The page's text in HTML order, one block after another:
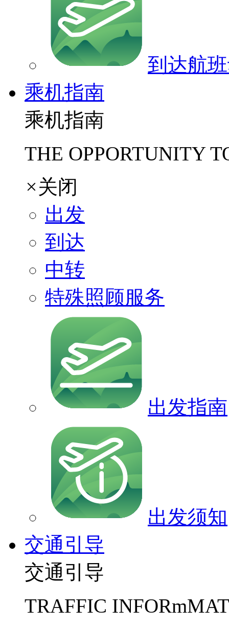
到达航
乘机指南
乘机指南
THE OPPORTUNITY
×关闭
出发
到达
中转
特殊照顾服务
出发指南
出发须知
交通引导
交通引导
TRAFFIC